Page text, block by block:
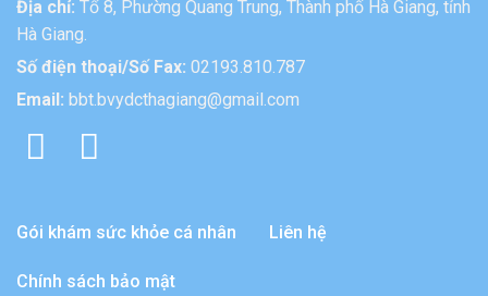
Địa chỉ: Tổ 8, Phường Quang Trung, Thành phố Hà Giang, tỉnh
Hà Giang.
Số điện thoại/Số Fax: 02193.810.787
Email: bbt.bvydcthagiang@gmail.com
Gói khám sức khỏe cá nhân Liên hệ
Chính sách bảo mật